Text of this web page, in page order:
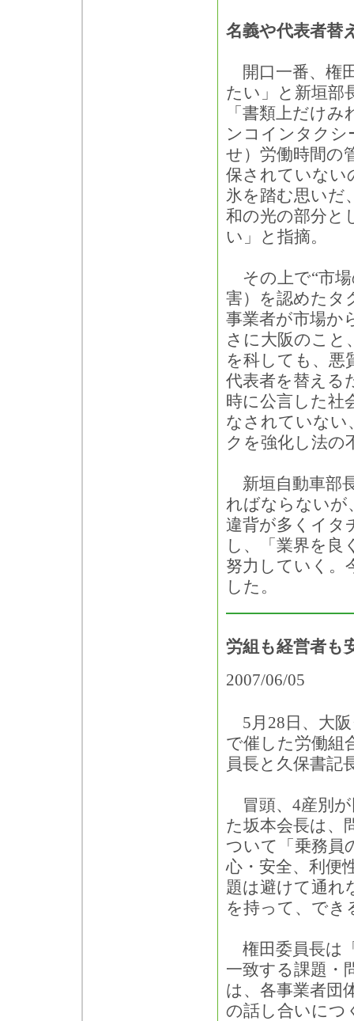
名義や代表者替
開口一番、権
たい」と新垣部
「書類上だけ
ンコインタクシ
せ）労働時間の
保されていない
氷を踏む思いだ
和の光の部分と
い」と指摘。
その上で“市場
害）を認めたタ
事業者が市場か
さに大阪のこと
を科しても、悪
代表者を替える
時に公言した社
なされていない
クを強化し法の
新垣自動車部
ればならないが
違背が多くイタ
し、「業界を良
努力していく。
した。
労組も経営者も
2007/06/05
5月28日、大
で催した労働組
員長と久保書記
冒頭、4産別
た坂本会長は、
ついて「乗務員
心・安全、利便
題は避けて通れ
を持って、でき
権田委員長は
一致する課題・
は、各事業者団
の話し合いにつ